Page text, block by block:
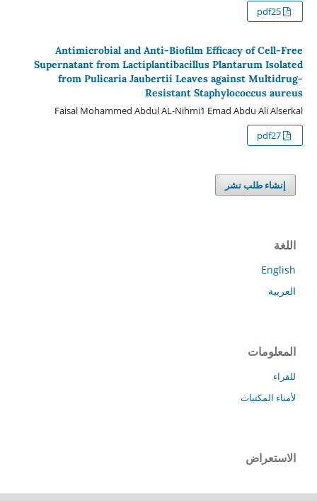
pdf25
Antimicrobial and Anti-Biofilm Efficacy of Cell-Free
Supernatant from Lactiplantibacillus Plantarum Isolated
from Pulicaria Jaubertii Leaves against Multidrug-
Resistant Staphylococcus aureus
Faisal Mohammed Abdul AL-Nihmi1 Emad Abdu Ali Alserkal
pdf27
إنشاء طلب نشر
اللغة
English
العربية
المعلومات
للقراء
لأمناء المكتبات
الاستعراض